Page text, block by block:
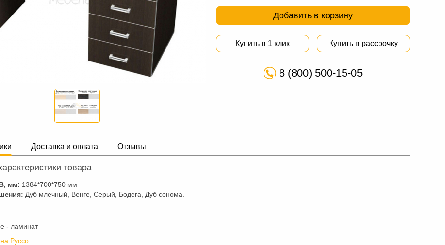
Добавить в корзину
Купить в 1 клик Купить в рассрочку
8 (800) 500-15-05
Доставка и оплата Отзывы
товара
мм: 1384*700*750 мм
Дуб млечный, Венге, Серый, Бодега, Дуб сонома.
- ламинат
Руссо